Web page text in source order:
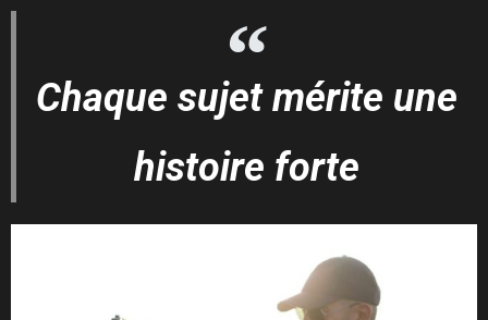
Chaque sujet mérite une
histoire forte